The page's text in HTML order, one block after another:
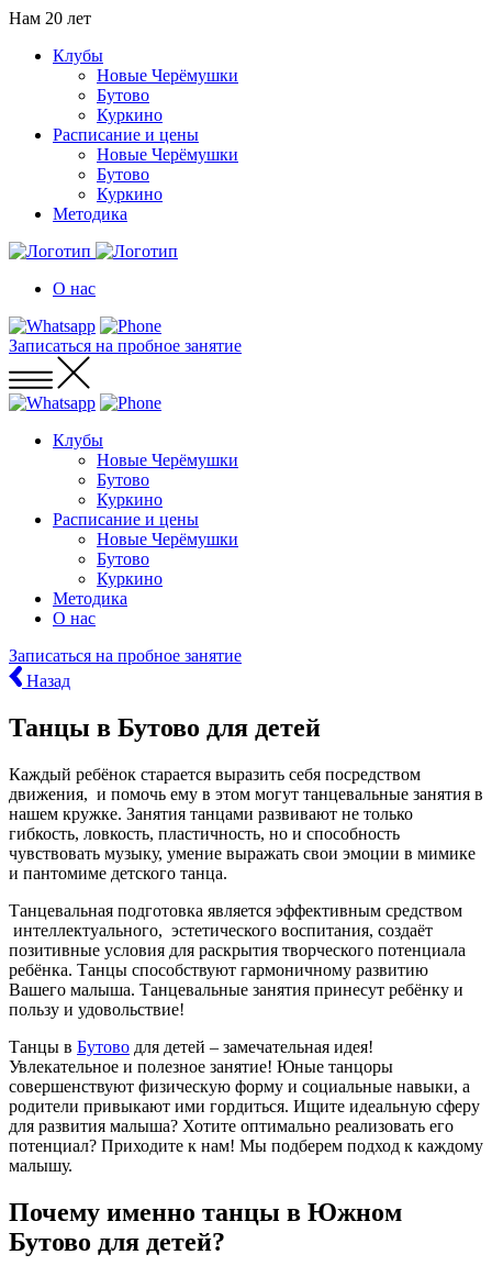
Нам 20 лет
Клубы
Новые Черёмушки
Бутово
Куркино
Расписание и цены
Новые Черёмушки
Бутово
Куркино
Методика
О нас
Записаться на пробное занятие
Клубы
Новые Черёмушки
Бутово
Куркино
Расписание и цены
Новые Черёмушки
Бутово
Куркино
Методика
О нас
Записаться на пробное занятие
Назад
Танцы в Бутово для детей
Каждый ребёнок старается выразить себя посредством
движения, и помочь ему в этом могут танцевальные занятия в
нашем кружке. Занятия танцами развивают не только
гибкость, ловкость, пластичность, но и способность
чувствовать музыку, умение выражать свои эмоции в мимике
и пантомиме детского танца.
Танцевальная подготовка является эффективным средством
интеллектуального, эстетического воспитания, создаёт
позитивные условия для раскрытия творческого потенциала
ребёнка. Танцы способствуют гармоничному развитию
Вашего малыша. Танцевальные занятия принесут ребёнку и
пользу и удовольствие!
Танцы в Бутово для детей – замечательная идея!
Увлекательное и полезное занятие! Юные танцоры
совершенствуют физическую форму и социальные навыки, а
родители привыкают ими гордиться. Ищите идеальную сферу
для развития малыша? Хотите оптимально реализовать его
потенциал? Приходите к нам! Мы подберем подход к каждому
малышу.
Почему именно танцы в Южном
Бутово для детей?